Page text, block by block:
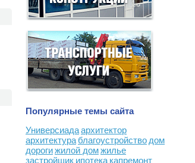
Популярные темы сайта
Универсиадаархитектор
архитектура благоустройство дом
дорогижилой домжилье
застройщик ипотека капремонт